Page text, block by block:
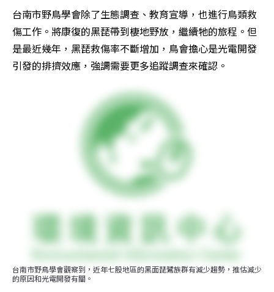
台南市野鳥學會除了生態調查、教育宣導，也進行鳥類救
傷工作。將康復的黑琵帶到棲地野放，繼續牠的旅程。但
是最近幾年，黑琵救傷率不斷增加，鳥會擔心是光電開發
引發的排擠效應，強調需要更多追蹤調查來確認。
台南市野鳥學會觀察到，近年七股地區的黑面琵鷺族群有減少趨勢，推估減少
的原因和光電開發有關。